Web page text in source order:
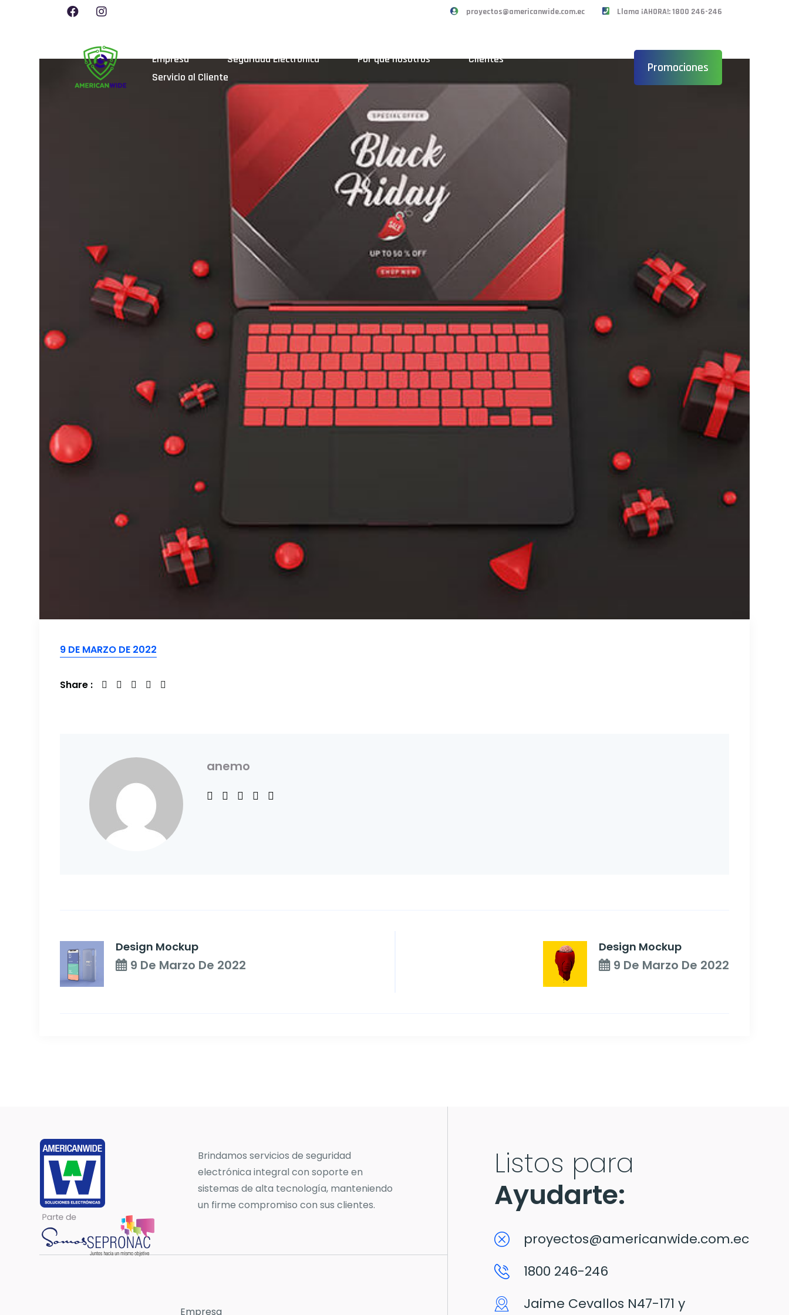
proyectos@americanwide.com.ec Llama ¡AHORA!: 1800 246-246
Empresa Seguridad Electrónica Por qué nosotros
Clientes
Servicio al Cliente
Promociones
9 DE MARZO DE 2022
Share :
anemo
Design Mockup
9 De Marzo De 2022
Design Mockup
9 De Marzo De 2022
Brindamos servicios de seguridad
electrónica integral con soporte en
sistemas de alta tecnología, manteniendo
un firme compromiso con sus clientes.
Empresa
Listos para
Ayudarte:
proyectos@americanwide.com.ec
1800 246-246
Jaime Cevallos N47-171 y